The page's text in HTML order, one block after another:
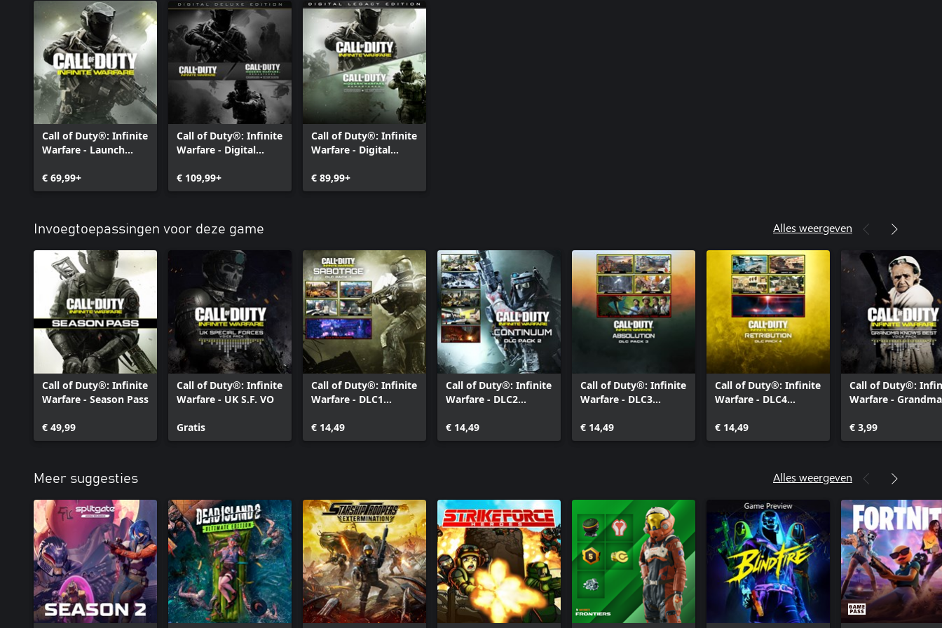
Call of Duty®: Infinite
Warfare - Launch
€ 69,99+
Call of Duty®: Infinite
Warfare - Digital
€ 109,99+
Call of Duty®: Infinite
Warfare - Digital
€ 89,99+
Invoegtoepassingen voor deze game Alles weergeven
Call of Duty®: Infinite
Warfare - Season Pass
€ 49,99
Call of Duty®: Infinite
Warfare - UK S.F. VO
Gratis
Call of Duty®: Infinite
Warfare - DLC1
€ 14,49
Call of Duty®: Infinite
Warfare - DLC2
€ 14,49
Call of Duty®: Infinite
Warfare - DLC3
€ 14,49
Call of Duty®: Infinite
Warfare - DLC4
€ 14,49
Call of Duty®:
Warfare - Grandma
€ 3,99
Meer suggesties Alles weergeven